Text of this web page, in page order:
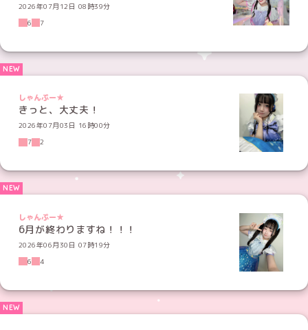
2026年07月12日 08時39分
6
7
しゃんぷー★
きっと、大丈夫！
2026年07月03日 16時00分
7
2
しゃんぷー★
6月が終わりますね！！！
2026年06月30日 07時19分
6
4